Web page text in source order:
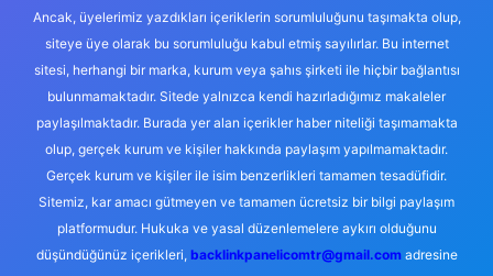
Ancak, üyelerimiz yazdıkları içeriklerin sorumluluğunu taşımakta olup,
siteye üye olarak bu sorumluluğu kabul etmiş sayılırlar. Bu internet
sitesi, herhangi bir marka, kurum veya şahıs şirketi ile hiçbir bağlantısı
bulunmamaktadır. Sitede yalnızca kendi hazırladığımız makaleler
paylaşılmaktadır. Burada yer alan içerikler haber niteliği taşımamakta
olup, gerçek kurum ve kişiler hakkında paylaşım yapılmamaktadır.
Gerçek kurum ve kişiler ile isim benzerlikleri tamamen tesadüfidir.
Sitemiz, kar amacı gütmeyen ve tamamen ücretsiz bir bilgi paylaşım
platformudur. Hukuka ve yasal düzenlemelere aykırı olduğunu
düşündüğünüz içerikleri, backlinkpanelicomtr@gmail.comadresine